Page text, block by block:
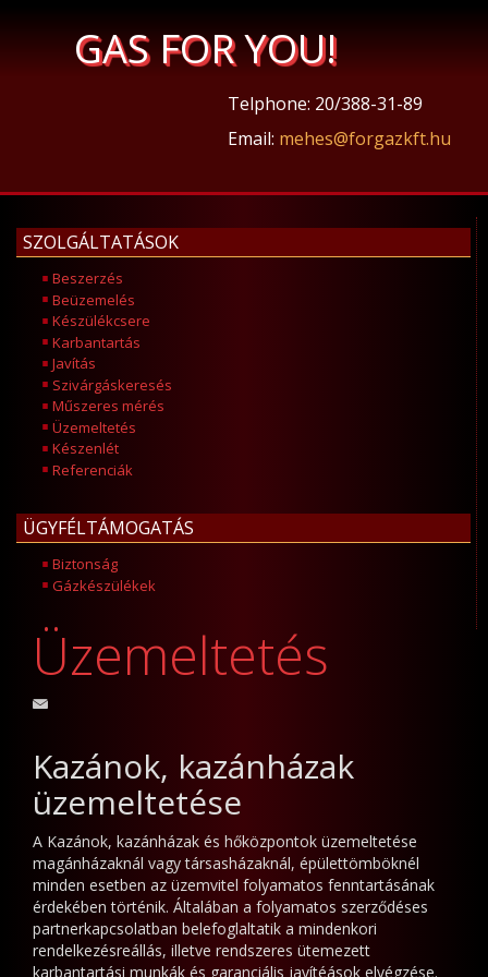
GAS FOR YOU!
Telphone: 20/388-31-89
Email: mehes@forgazkft.hu
SZOLGÁLTATÁSOK
Beszerzés
Beüzemelés
Készülékcsere
Karbantartás
Javítás
Szivárgáskeresés
Műszeres mérés
Üzemeltetés
Készenlét
Referenciák
ÜGYFÉLTÁMOGATÁS
Biztonság
Gázkészülékek
Üzemeltetés
Kazánok, kazánházak
üzemeltetése
A Kazánok, kazánházak és hőközpontok üzemeltetése
magánházaknál vagy társasházaknál, épülettömböknél
minden esetben az üzemvitel folyamatos fenntartásának
érdekében történik. Általában a folyamatos szerződéses
partnerkapcsolatban belefoglaltatik a mindenkori
rendelkezésreállás, illetve rendszeres ütemezett
karbantartási munkák és garanciális javítéások elvégzése.